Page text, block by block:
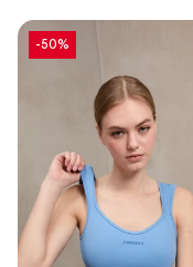
-50%